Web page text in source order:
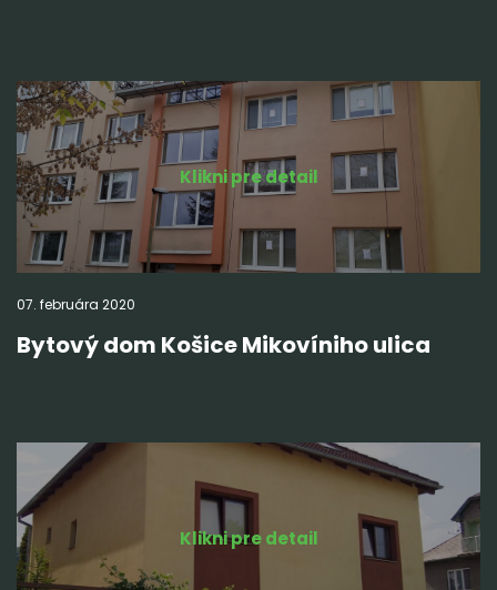
Klikni pre detail
07. februára 2020
Bytový dom Košice Mikovíniho ulica
Klikni pre detail